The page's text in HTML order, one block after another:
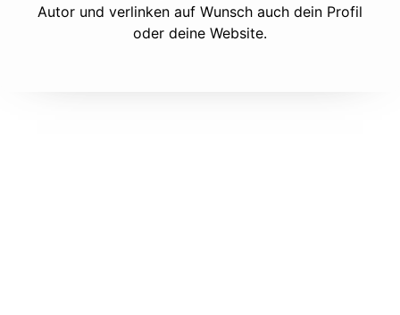
Autor und verlinken auf Wunsch auch dein Profil
oder deine Website.